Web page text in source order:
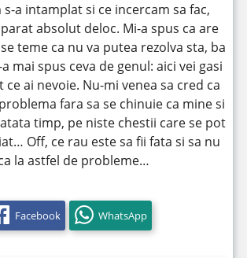
s-a intamplat si ce incercam sa fac,
absolut deloc. Mi-a spus ca are
teme ca nu va putea rezolva sta, ba
mai spus ceva de genul: aici vei gasi
ai nevoie. Nu-mi venea sa cred ca
fara sa se chinuie ca mine si
timp, pe niste chestii care se pot
Off, ce rau este sa fii fata si sa nu
la astfel de probleme…
Facebook WhatsApp